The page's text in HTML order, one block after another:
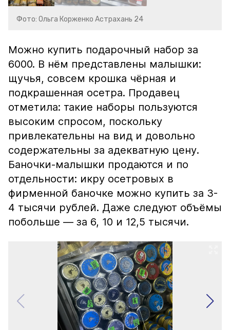
Фото: Ольга Корженко Астрахань 24
Можно купить подарочный набор за
6000. В нём представлены малышки:
щучья, совсем крошка чёрная и
подкрашенная осетра. Продавец
отметила: такие наборы пользуются
высоким спросом, поскольку
привлекательны на вид и довольно
содержательны за адекватную цену.
Баночки-малышки продаются и по
отдельности: икру осетровых в
фирменной баночке можно купить за 3-
4 тысячи рублей. Даже следуют объёмы
побольше — за 6, 10 и 12,5 тысячи.